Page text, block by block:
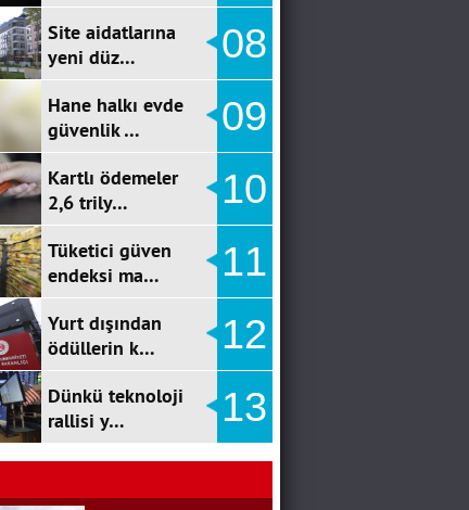
Site aidatlarına
yeni düz…
08
Hane halkı evde
güvenlik …
09
Kartlı ödemeler
2,6 trily…
10
Tüketici güven
endeksi ma…
11
Yurt dışından
ödüllerin k…
12
Dünkü teknoloji
rallisi y…
13